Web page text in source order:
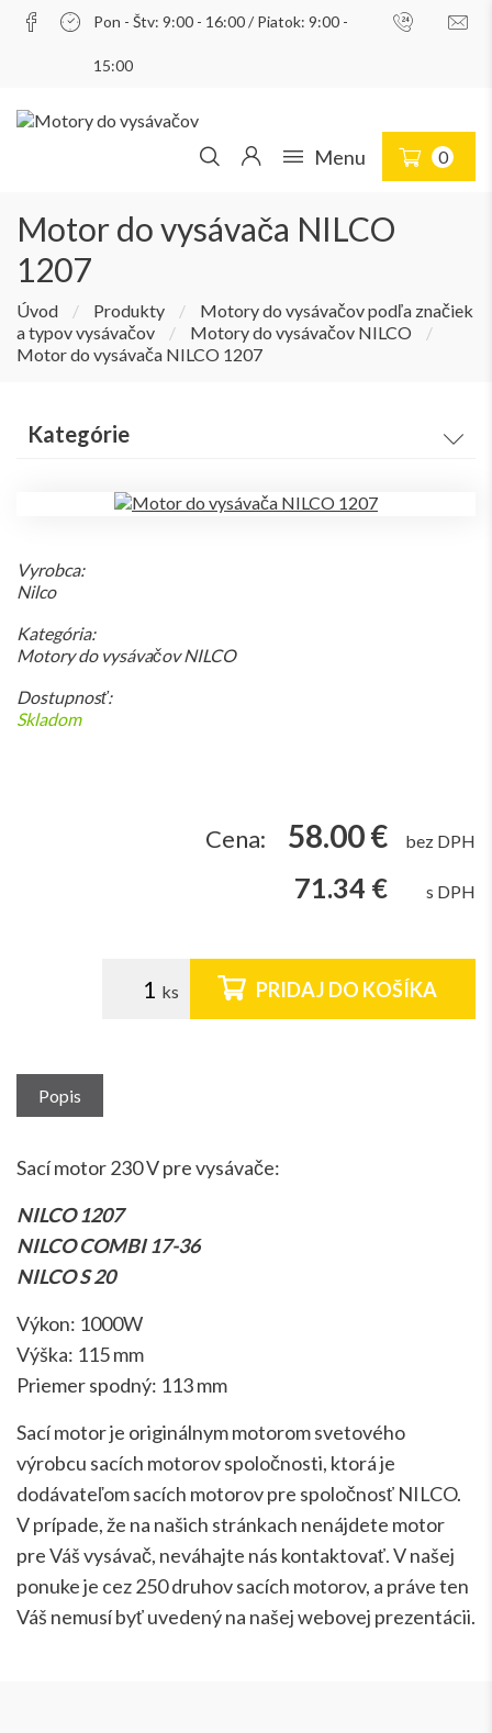
Pon - Štv: 9:00 - 16:00 / Piatok: 9:00 -
15:00
Menu 0
Motor do vysávača NILCO
1207
Úvod / Produkty /
Motory do vysávačov podľa značiek
a typov vysávačov
/ Motory do vysávačov NILCO
/
Motor do vysávača NILCO 1207
Vyrobca:
Nilco
Kategória:
Motory do vysávačov NILCO
Dostupnosť:
Skladom
Cena: 58.00 € bez DPH
71.34 € s DPH
PRIDAJ DO KOŠÍKA
Popis
Sací motor 230 V pre vysávače:
NILCO 1207
NILCO COMBI 17-36
NILCO S 20
Výkon: 1000W
Výška: 115 mm
Priemer spodný: 113 mm
Sací motor je originálnym motorom svetového
výrobcu sacích motorov spoločnosti, ktorá je
dodávateľom sacích motorov pre spoločnosť NILCO.
V prípade, že na našich stránkach nenájdete motor
pre Váš vysávač, neváhajte nás kontaktovať. V našej
ponuke je cez 250 druhov sacích motorov, a práve ten
Váš nemusí byť uvedený na našej webovej prezentácii.
Kategórie